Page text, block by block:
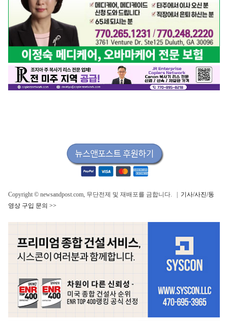
Copyright © newsandpost.com, 무단전제 및 재배포를 금합니다. | 기사/사진/동
영상 구입 문의 >>